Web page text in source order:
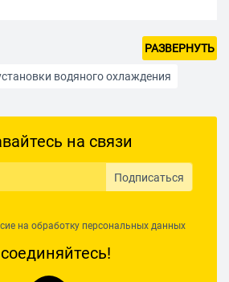
водяного охлаждения
Корпуса Chieftec
РАЗВЕРНУТЬ
на связи
Подписаться
на обработку персональных данных